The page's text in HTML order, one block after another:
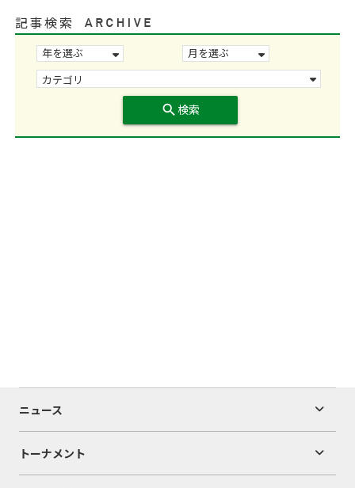
記事検索
search検索
ニュース
トーナメント